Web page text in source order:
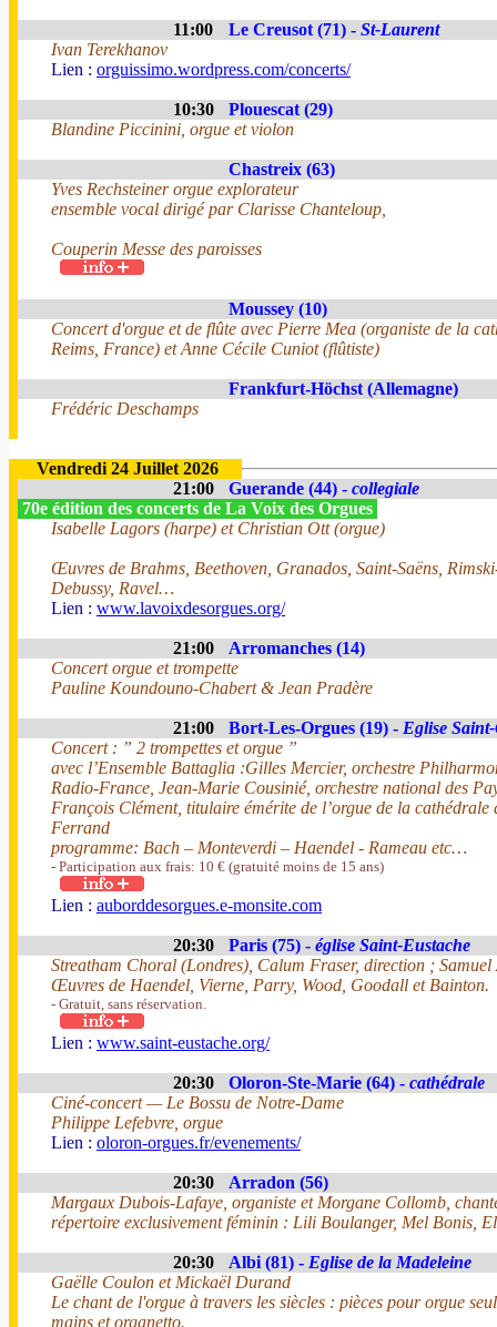
11:00 Le Creusot (71) - St-Laurent
Ivan Terekhanov
Lien : orguissimo.wordpress.com/concerts/
10:30
Plouescat (29)
Blandine Piccinini, orgue et violon
Chastreix (63)
Yves Rechsteiner orgue explorateur
ensemble vocal dirigé par Clarisse Chanteloup,
Couperin Messe des paroisses
Moussey (10)
Concert d'orgue et de flûte avec Pierre Mea (organiste de la
Reims, France) et Anne Cécile Cuniot (flûtiste)
Frankfurt-Höchst (Allemagne)
Frédéric Deschamps
Vendredi 24 Juillet 2026
21:00
Guerande (44) - collegiale
70e édition des concerts de La Voix des Orgues
Isabelle Lagors (harpe) et Christian Ott (orgue)
Œuvres de Brahms, Beethoven, Granados, Saint-Saëns,
Debussy, Ravel…
Lien : www.lavoixdesorgues.org/
21:00
Arromanches (14)
Concert orgue et trompette
Pauline Koundouno-Chabert & Jean Pradère
21:00 Bort-Les-Orgues (19) - Eglise
Concert : ” 2 trompettes et orgue ”
avec l’Ensemble Battaglia :Gilles Mercier, orchestre
Radio-France, Jean-Marie Cousinié, orchestre national des
François Clément, titulaire émérite de l’orgue de la cathédrale
Ferrand
programme: Bach – Monteverdi – Haendel - Rameau etc…
- Participation aux frais: 10 € (gratuité moins de 15 ans)
Lien : auborddesorgues.e-monsite.com
20:30 Paris (75) - église Saint-Eustache
Streatham Choral (Londres), Calum Fraser, direction ;
Œuvres de Haendel, Vierne, Parry, Wood, Goodall et Bainton.
- Gratuit, sans réservation.
Lien : www.saint-eustache.org/
20:30 Oloron-Ste-Marie (64) - cathédrale
Ciné-concert — Le Bossu de Notre-Dame
Philippe Lefebvre, orgue
Lien : oloron-orgues.fr/evenements/
20:30
Arradon (56)
Margaux Dubois-Lafaye, organiste et Morgane Collomb,
répertoire exclusivement féminin : Lili Boulanger, Mel Bonis,
20:30 Albi (81) - Eglise de la Madeleine
Gaëlle Coulon et Mickaël Durand
Le chant de l'orgue à travers les siècles : pièces pour orgue
mains et organetto.